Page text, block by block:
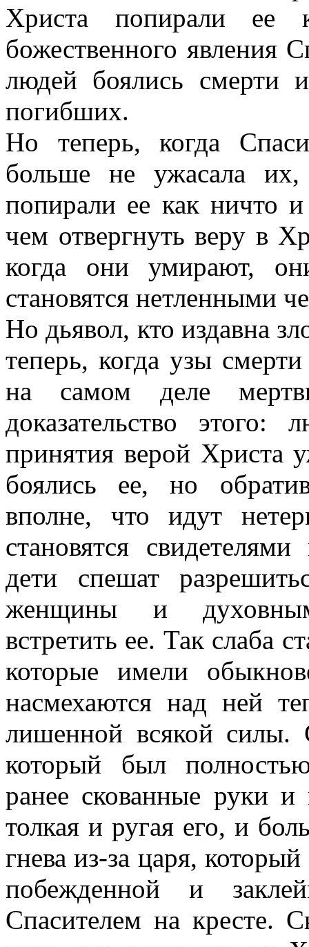
Христа попирали ее
божественного явления
людей боялись смерти
погибших.
Но теперь, когда
больше не ужасала
попирали ее как ничто и
чем отвергнуть веру в
когда они умирают,
становятся нетленными
Но дьявол, кто издавна
теперь, когда узы
на самом деле
доказательство
принятия верой Христа
боялись ее, но
вполне, что идут
становятся
дети спешат
женщины и духовным
встретить ее. Так слаба
которые имели
насмехаются над ней
лишенной всякой силы.
который был
ранее скованные руки
толкая и ругая его, и
гнева из-за царя,
побежденной и
Спасителем на кресте.